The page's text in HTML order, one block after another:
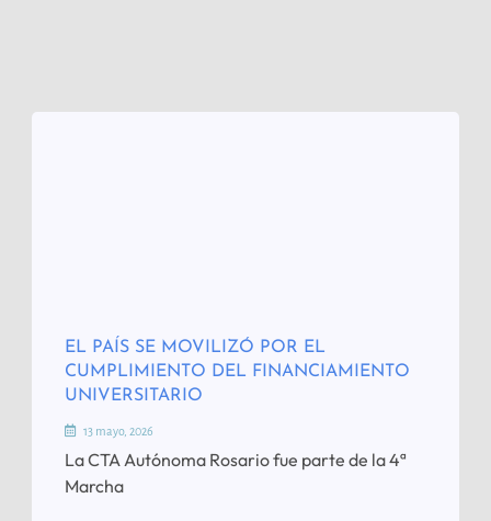
EL PAÍS SE MOVILIZÓ POR EL
CUMPLIMIENTO DEL FINANCIAMIENTO
UNIVERSITARIO
13 mayo, 2026
La CTA Autónoma Rosario fue parte de la 4ª
Marcha